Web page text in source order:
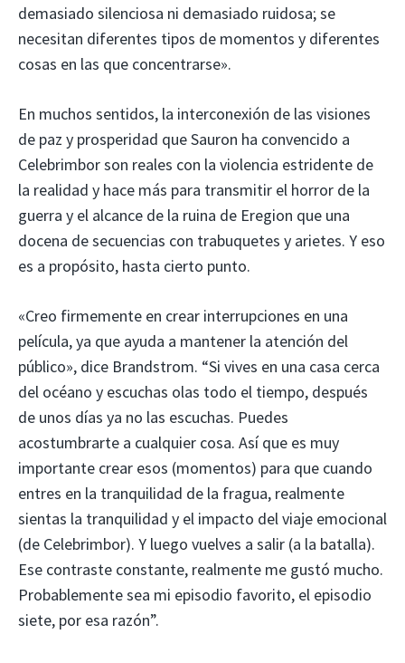
demasiado silenciosa ni demasiado ruidosa; se
necesitan diferentes tipos de momentos y diferentes
cosas en las que concentrarse».
En muchos sentidos, la interconexión de las visiones
de paz y prosperidad que Sauron ha convencido a
Celebrimbor son reales con la violencia estridente de
la realidad y hace más para transmitir el horror de la
guerra y el alcance de la ruina de Eregion que una
docena de secuencias con trabuquetes y arietes. Y eso
es a propósito, hasta cierto punto.
«Creo firmemente en crear interrupciones en una
película, ya que ayuda a mantener la atención del
público», dice Brandstrom. “Si vives en una casa cerca
del océano y escuchas olas todo el tiempo, después
de unos días ya no las escuchas. Puedes
acostumbrarte a cualquier cosa. Así que es muy
importante crear esos (momentos) para que cuando
entres en la tranquilidad de la fragua, realmente
sientas la tranquilidad y el impacto del viaje emocional
(de Celebrimbor). Y luego vuelves a salir (a la batalla).
Ese contraste constante, realmente me gustó mucho.
Probablemente sea mi episodio favorito, el episodio
siete, por esa razón”.